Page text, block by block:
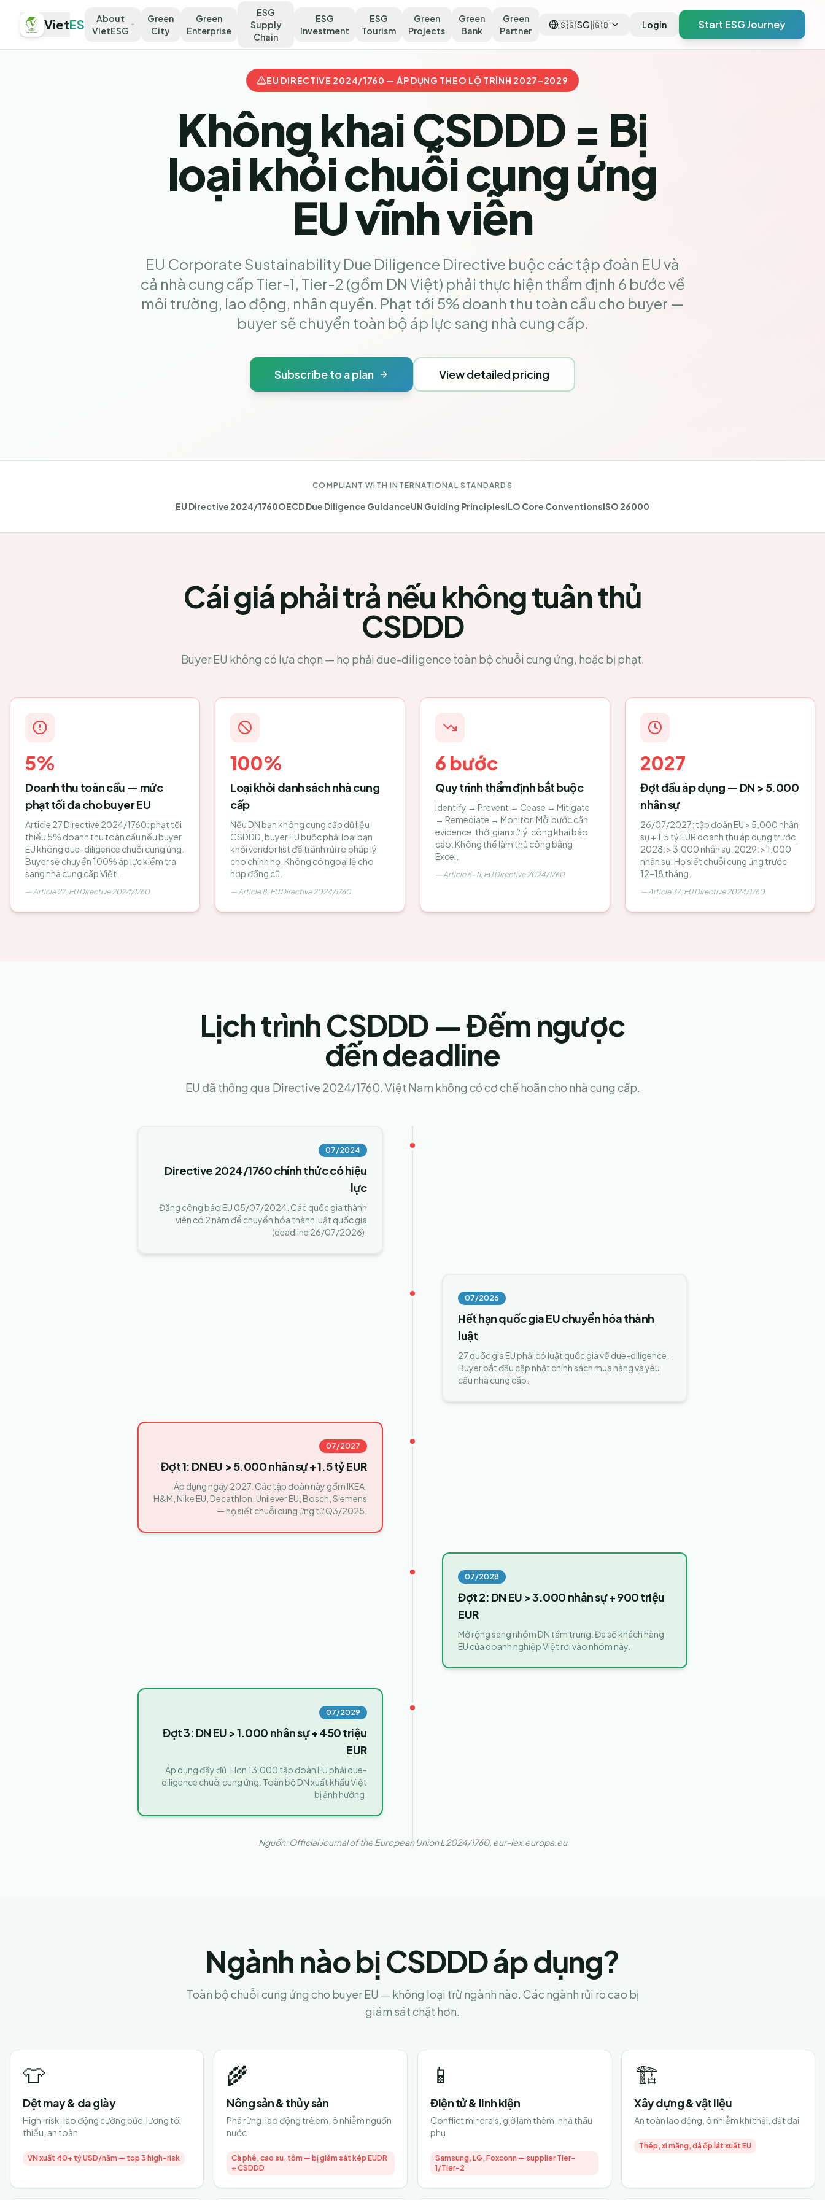
VietESG About
VietESG
Green
City
Green
Enterprise
ESG
Supply
Chain
ESG
Investment
ESG
Tourism
Green
Projects
Green
Bank
Green
Partner
🇸🇬SG|🇬🇧 Login Start ESG Journey
EU DIRECTIVE 2024/1760 — ÁP DỤNG THEO LỘ TRÌNH 2027–2029
Không khai CSDDD = Bị
loại khỏi chuỗi cung ứng
EU vĩnh viễn
EU Corporate Sustainability Due Diligence Directive buộc các tập đoàn EU và
cả nhà cung cấp Tier-1, Tier-2 (gồm DN Việt) phải thực hiện thẩm định 6 bước về
môi trường, lao động, nhân quyền. Phạt tới 5% doanh thu toàn cầu cho buyer —
buyer sẽ chuyển toàn bộ áp lực sang nhà cung cấp.
Subscribe to a plan View detailed pricing
COMPLIANT WITH INTERNATIONAL STANDARDS
EU Directive 2024/1760OECD Due Diligence GuidanceUN Guiding PrinciplesILO Core ConventionsISO 26000
Cái giá phải trả nếu không tuân thủ
CSDDD
Buyer EU không có lựa chọn — họ phải due-diligence toàn bộ chuỗi cung ứng, hoặc bị phạt.
5%
Doanh thu toàn cầu — mức
phạt tối đa cho buyer EU
Article 27 Directive 2024/1760: phạt tối
thiểu 5% doanh thu toàn cầu nếu buyer
EU không due-diligence chuỗi cung ứng.
Buyer sẽ chuyển 100% áp lực kiểm tra
sang nhà cung cấp Việt.
—Article 27, EU Directive 2024/1760
100%
Loại khỏi danh sách nhà cung
cấp
Nếu DN bạn không cung cấp dữ liệu
CSDDD, buyer EU buộc phải loại bạn
khỏi vendor list để tránh rủi ro pháp lý
cho chính họ. Không có ngoại lệ cho
hợp đồng cũ.
—Article 8, EU Directive 2024/1760
6 bước
Quy trình thẩm định bắt buộc
Identify → Prevent → Cease → Mitigate
→ Remediate → Monitor. Mỗi bước cần
evidence, thời gian xử lý, công khai báo
cáo. Không thể làm thủ công bằng
Excel.
—Article 5–11, EU Directive 2024/1760
2027
Đợt đầu áp dụng — DN > 5.000
nhân sự
26/07/2027: tập đoàn EU > 5.000 nhân
sự + 1.5 tỷ EUR doanh thu áp dụng trước.
2028: > 3.000 nhân sự. 2029: > 1.000
nhân sự. Họ siết chuỗi cung ứng trước
12–18 tháng.
—Article 37, EU Directive 2024/1760
Lịch trình CSDDD — Đếm ngược
đến deadline
EU đã thông qua Directive 2024/1760. Việt Nam không có cơ chế hoãn cho nhà cung cấp.
07/2024
Directive 2024/1760 chính thức có hiệu
lực
Đăng công báo EU 05/07/2024. Các quốc gia thành
viên có 2 năm để chuyển hóa thành luật quốc gia
(deadline 26/07/2026).
07/2026
Hết hạn quốc gia EU chuyển hóa thành
luật
27 quốc gia EU phải có luật quốc gia về due-diligence.
Buyer bắt đầu cập nhật chính sách mua hàng và yêu
cầu nhà cung cấp.
07/2027
Đợt 1: DN EU > 5.000 nhân sự + 1.5 tỷ EUR
Áp dụng ngay 2027. Các tập đoàn này gồm IKEA,
H&M, Nike EU, Decathlon, Unilever EU, Bosch, Siemens
— họ siết chuỗi cung ứng từ Q3/2025.
07/2028
Đợt 2: DN EU > 3.000 nhân sự + 900 triệu
EUR
Mở rộng sang nhóm DN tầm trung. Đa số khách hàng
EU của doanh nghiệp Việt rơi vào nhóm này.
07/2029
Đợt 3: DN EU > 1.000 nhân sự + 450 triệu
EUR
Áp dụng đầy đủ. Hơn 13.000 tập đoàn EU phải due-
diligence chuỗi cung ứng. Toàn bộ DN xuất khẩu Việt
bị ảnh hưởng.
Nguồn: Official Journal of the European Union L 2024/1760, eur-lex.europa.eu
Ngành nào bị CSDDD áp dụng?
Toàn bộ chuỗi cung ứng cho buyer EU — không loại trừ ngành nào. Các ngành rủi ro cao bị
giám sát chặt hơn.
👕
Dệt may & da giày
High-risk: lao động cưỡng bức, lương tối
thiểu, an toàn
VN xuất 40+ tỷ USD/năm — top 3 high-risk
🌾
Nông sản & thủy sản
Phá rừng, lao động trẻ em, ô nhiễm nguồn
nước
Cà phê, cao su, tôm — bị giám sát kép EUDR
+ CSDDD
📱
Điện tử & linh kiện
Conflict minerals, giờ làm thêm, nhà thầu
phụ
Samsung, LG, Foxconn — supplier Tier-
1/Tier-2
🏗️
Xây dựng & vật liệu
An toàn lao động, ô nhiễm khí thải, đất đai
Thép, xi măng, đá ốp lát xuất EU